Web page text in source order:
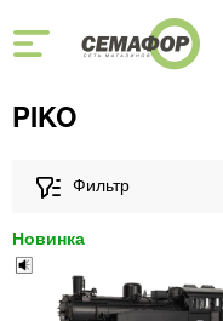
PIKO